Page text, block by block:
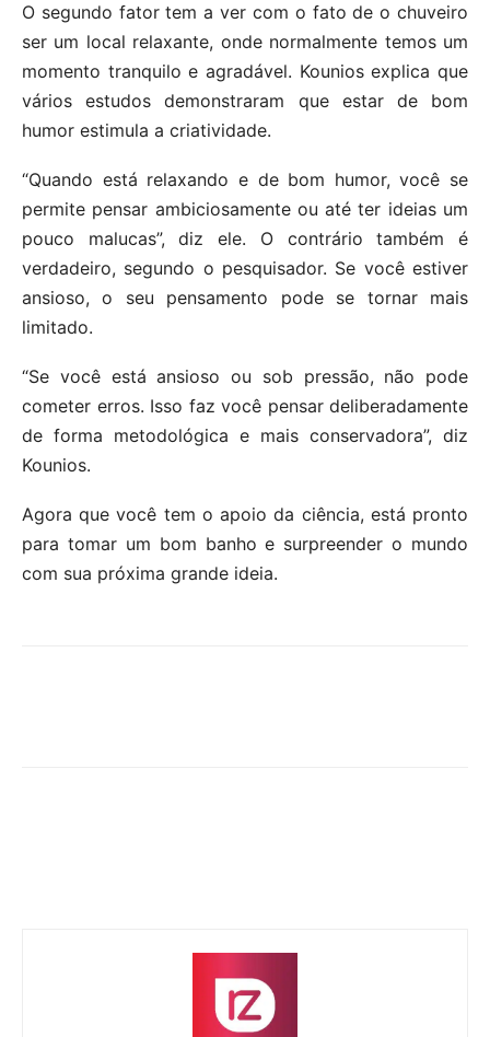
O segundo fator tem a ver com o fato de o chuveiro
ser um local relaxante, onde normalmente temos um
momento tranquilo e agradável. Kounios explica que
vários estudos demonstraram que estar de bom
humor estimula a criatividade.
“Quando está relaxando e de bom humor, você se
permite pensar ambiciosamente ou até ter ideias um
pouco malucas”, diz ele. O contrário também é
verdadeiro, segundo o pesquisador. Se você estiver
ansioso, o seu pensamento pode se tornar mais
limitado.
“Se você está ansioso ou sob pressão, não pode
cometer erros. Isso faz você pensar deliberadamente
de forma metodológica e mais conservadora”, diz
Kounios.
Agora que você tem o apoio da ciência, está pronto
para tomar um bom banho e surpreender o mundo
com sua próxima grande ideia.